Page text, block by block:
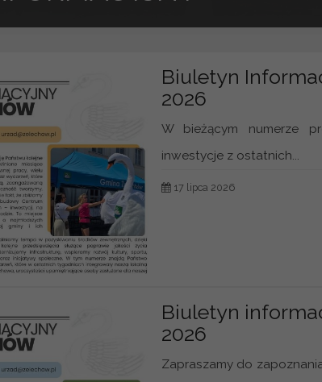
Biuletyn
2026
W bieżącym numerze
inwestycje z ostatnich...
17 lipca 2026
Biuletyn
2026
Zapraszamy do